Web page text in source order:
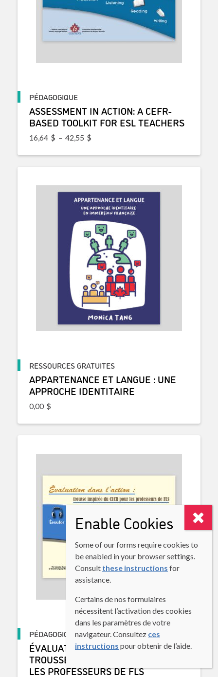
PÉDAGOGIQUE
ASSESSMENT IN ACTION: A CEFR-
BASED TOOLKIT FOR ESL TEACHERS
16,64 $ – 42,55 $
RESSOURCES GRATUITES
APPARTENANCE ET LANGUE : UNE
APPROCHE IDENTITAIRE
0,00 $
PÉDAGOGIQUE
ÉVALUATION DANS L’ACTION :
TROUSSE INSPIRÉE DU CECR POUR
LES PROFESSEURS DE FLS
Enable Cookies
Some of our forms require cookies to
be enabled in your browser settings.
Consult these instructions for
assistance.
Certains de nos formulaires
nécessitent l’activation des cookies
dans les paramètres de votre
navigateur. Consultez ces
instructions pour obtenir de l’aide.